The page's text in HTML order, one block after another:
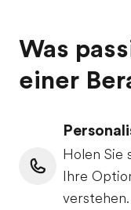
Was
einer
Holen Sie
Ihre
verstehen.